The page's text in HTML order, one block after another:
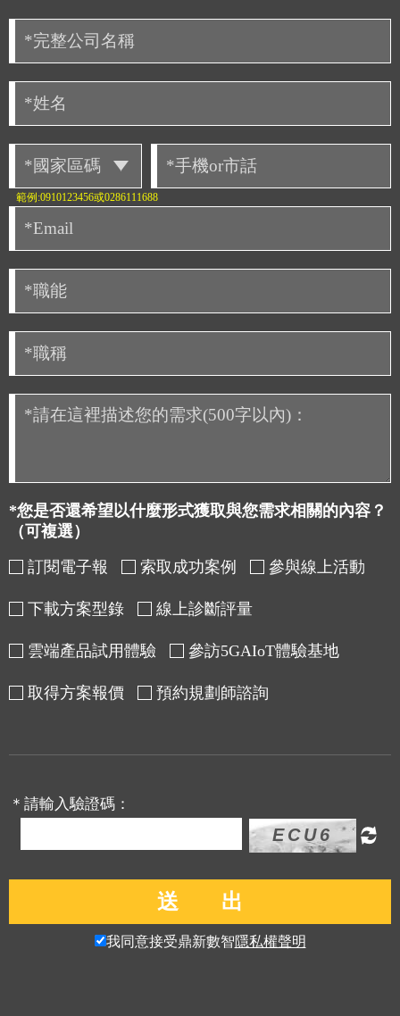
範例:0910123456或0286111688
*您是否還希望以什麼形式獲取與您需求相關的內容？
（可複選）
訂閱電子報
索取成功案例 參與線上活動
下載方案型錄 線上診斷評量
雲端產品試用體驗 參訪5GAIoT體驗基地
取得方案報價 預約規劃師諮詢
＊請輸入驗證碼：
我同意接受鼎新數智隱私權聲明